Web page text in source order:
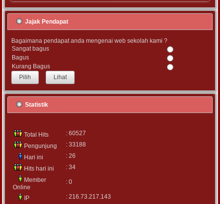
Jajak Pendapat
Bagaimana pendapat anda mengenai web sekolah kami ?
Sangat bagus
Bagus
Kurang Bagus
Lihat
Statistik
Total Hits
: 60527
Pengunjung
: 33188
Hari ini
: 26
Hits hari ini
: 34
Member
Online
: 0
IP
: 216.73.217.143